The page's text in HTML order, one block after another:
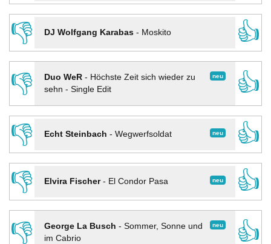
👎
DJ Wolfgang Karabas- Moskito
👍
👎
neu
Duo WeR- Höchste Zeit sich wieder zu
sehn - Single Edit
👍
👎
neu
Echt Steinbach - Wegwerfsoldat
👍
👎
neu
Elvira Fischer- El Condor Pasa
👍
👎
neu
George La Busch - Sommer, Sonne und
im Cabrio
👍